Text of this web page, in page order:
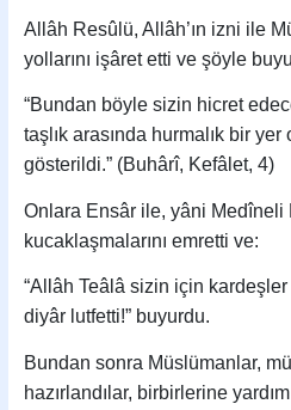
Allâh Resûlü, Allâh’ın izni ile
yollarını işâret etti ve şöyle
“Bundan böyle sizin hicret
taşlık arasında hurmalık bir
gösterildi.” (Buhârî, Kefâlet, 4)
Onlara Ensâr ile, yâni
kucaklaşmalarını emretti ve:
“Allâh Teâlâ sizin için kardeşler
diyâr lutfetti!” buyurdu.
Bundan sonra Müslümanlar,
hazırlandılar, birbirlerine